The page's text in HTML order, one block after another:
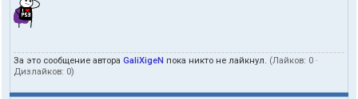
За это сообщение автора GaliXigeN пока никто не лайкнул. (Лайков: 0 ·
Дизлайков: 0)